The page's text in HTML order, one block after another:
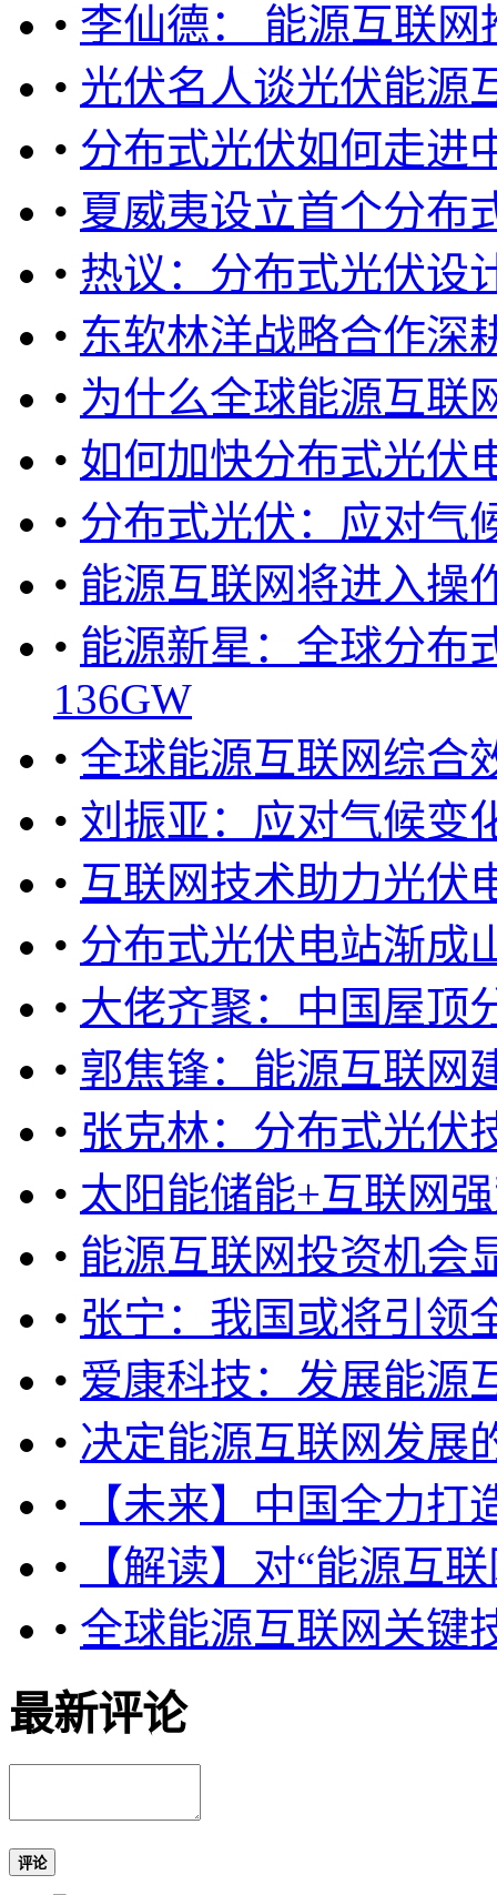
• 李仙德： 能源互联
• 光伏名人谈光伏能源
• 分布式光伏如何走进
• 夏威夷设立首个分布
• 热议：分布式光伏设
• 东软林洋战略合作深
• 为什么全球能源互联
• 如何加快分布式光伏
• 分布式光伏：应对气
• 能源互联网将进入操
• 能源新星：全球分布
136GW
• 全球能源互联网综合
• 刘振亚：应对气候变
• 互联网技术助力光伏
• 分布式光伏电站渐成
• 大佬齐聚：中国屋顶
• 郭焦锋：能源互联网
• 张克林：分布式光伏
• 太阳能储能+互联网
• 能源互联网投资机会
• 张宁：我国或将引领
• 爱康科技：发展能源
• 决定能源互联网发展
•
【未来】中国全力
•
【解读】对“能源互
• 全球能源互联网关键
最新评论
评论